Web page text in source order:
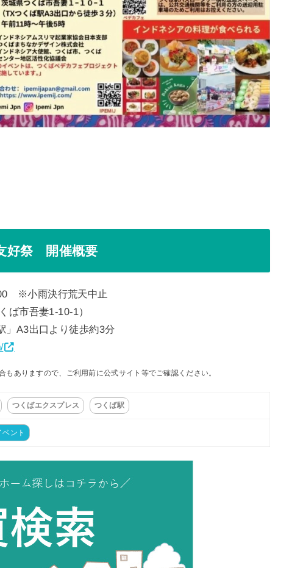
好祭 開催概要
※小雨決行荒天中止
ば市吾妻1-10-1）
」A3出口より徒歩約3分
ありますので、ご利用前に公式サイト等でご確認ください。
つくばエクスプレス つくば駅
ント